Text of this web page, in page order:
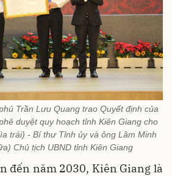
Trần Lưu Quang trao Quyết định của
duyệt quy hoạch tỉnh Kiên Giang cho
trái) - Bí thư Tỉnh ủy và ông Lâm Minh
Chủ tịch UBND tỉnh Kiên Giang
đến năm 2030, Kiên Giang là